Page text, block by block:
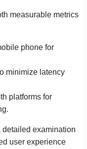
measurable metrics
phone for
minimize latency
platforms for
examination
user experience